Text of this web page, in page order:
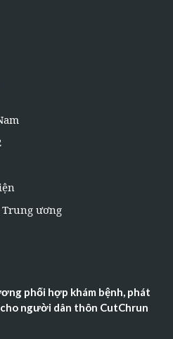
Trung ương
phối hợp khám bệnh, phát
người dân thôn CutChrun